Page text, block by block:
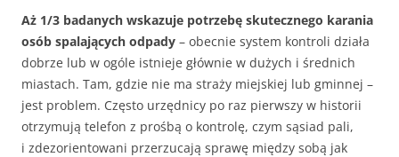
Aż 1/3 badanych wskazuje potrzebę skutecznego karania
osób spalających odpady – obecnie system kontroli działa
dobrze lub w ogóle istnieje głównie w dużych i średnich
miastach. Tam, gdzie nie ma straży miejskiej lub gminnej –
jest problem. Często urzędnicy po raz pierwszy w historii
otrzymują telefon z prośbą o kontrolę, czym sąsiad pali,
i zdezorientowani przerzucają sprawę między sobą jak